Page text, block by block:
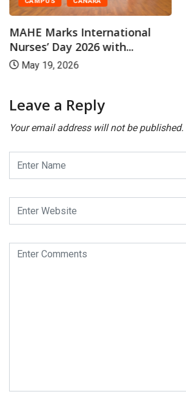
MAHE Marks International
Nurses’ Day 2026 with...
May 19, 2026
Leave a Reply
Your email address will not be published.